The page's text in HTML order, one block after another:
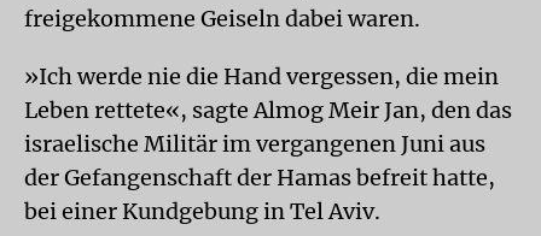
freigekommene Geiseln dabei waren.
»Ich werde nie die Hand vergessen, die mein
Leben rettete«, sagte Almog Meir Jan, den das
israelische Militär im vergangenen Juni aus
der Gefangenschaft der Hamas befreit hatte,
bei einer Kundgebung in Tel Aviv.